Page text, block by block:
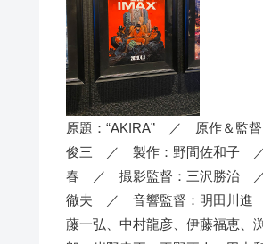
原題：“AKIRA” ／ 原作＆監
俊三 ／ 製作：野間佐和子
春 ／ 撮影監督：三沢勝治
徹夫 ／ 音響監督：明田川進
藤一弘、中村龍彦、伊藤福恵、